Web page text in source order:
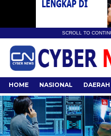
SCROLL TO
HOME NASIONAL DAERAH